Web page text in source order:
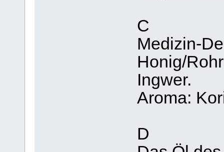
C
Medizin-
Honig/
Ingwer.
Aroma:
D